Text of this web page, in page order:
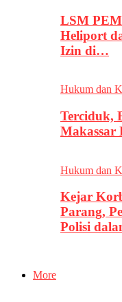
LSM
Heliport
Izin di…
Hukum dan
Terciduk,
Makassar
Hukum dan
Kejar
Parang,
Polisi
More